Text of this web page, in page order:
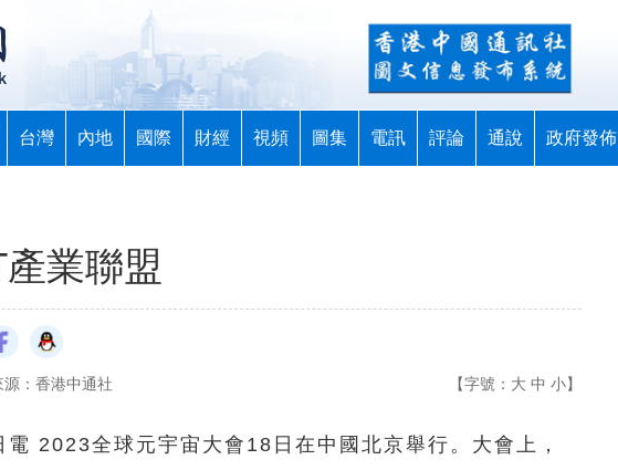
台灣 內地 國際 財經 視頻 圖集 電訊 評論 通說 政府發佈
業聯盟
源：香港中通社 【字號： 大 中 小】
2023全球元宇宙大會18日在中國北京舉行。大會上，